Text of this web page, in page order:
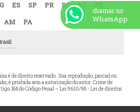
ES SP PR SC RS
AM PA
é de direito reservado. Sua reprodução, parcial ou
é proibida sem a autorização do autor. Crime de
184 do Código Penal –Lei 9610/98 - Lei de direitos
chamar no
WhatsApp